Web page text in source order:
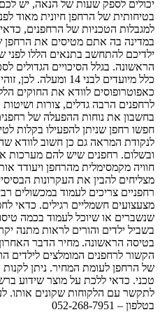
יכולים לספק שעות של הנאה, יש
בטיחותית של הרחפן חיונית מאוד
למגבלות הטכניות של הרחפנים,
במדינה בה אתם מטיסים את הרחפן
ילדיכם להתחשב בתנאים הללו
הראשונה. בגלל הסיכויים הגדולים
כלל מיועדים לבני 14
כאפוטרופוסים לוודא את החוקים
לרחפנים הרבה גדלים, צורות
בחשבון את נוחות ההפעלה של
חפשו רחפן שניתן להפעילו בקלות
לנקודת המראה גם כן חשוב לוודא
ובשלום. רחפנים שיש להם מערכות
חוויה מקמסימלית מהרחפן ויעודד
מצליחים להבין את העקרונות
רחפניים צריכים לעמוד במכשולים
מצעצועים חשמליים רגילים. כדאי
שנשברים או שיוכל לעמוד בכמה
בשביל ילדים והורים לראות מתנה
בטיסה הראשונה. מחיר הדבר
הקשור לרחפנים המומלצים לילדים
של הרחפן לעומת המחיר. ניתן
טכני. כדאי ללכת על מוצר שידוע
לתקשר עם הלקוחות שקונים אותו.
בטלפון – 052-268-7951